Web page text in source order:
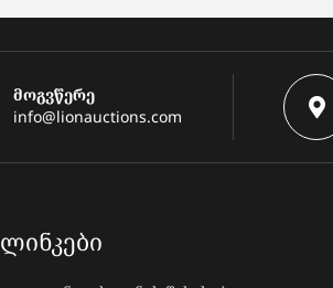
მოგვწერე
info@lionauctions.com
ᲚᲘᲜᲙᲔᲑᲘ